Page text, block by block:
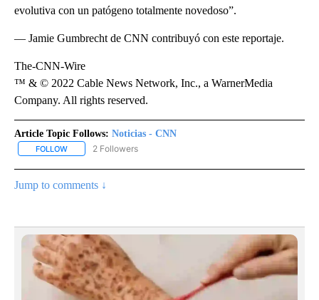
evolutiva con un patógeno totalmente novedoso”.
— Jamie Gumbrecht de CNN contribuyó con este reportaje.
The-CNN-Wire
™ & © 2022 Cable News Network, Inc., a WarnerMedia
Company. All rights reserved.
Article Topic Follows: Noticias - CNN
FOLLOW FOLLOW "NOTICIAS - CNN" TO RECEIVE NOTIFICATIONS ABOUT
2 Followers
Jump to comments ↓